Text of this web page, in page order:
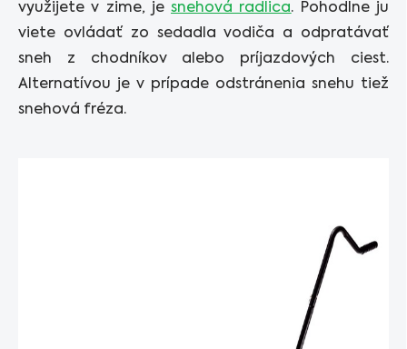
využijete v zime, jesnehová radlica. Pohodlne ju
viete ovládať zo sedadla vodiča a odpratávať
sneh z chodníkov alebo príjazdových ciest.
Alternatívou je v prípade odstránenia snehu tiež
snehová fréza.